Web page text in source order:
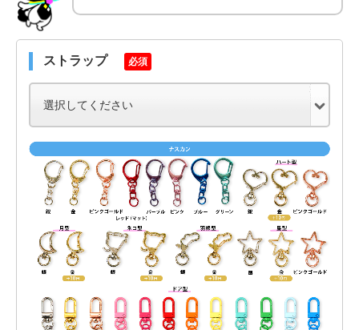
ストラップ 必須